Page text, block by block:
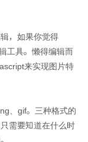
，如果你觉得
工具。懒得编辑而
来实现图片特
、gif。三种格式的
需要知道在什么时